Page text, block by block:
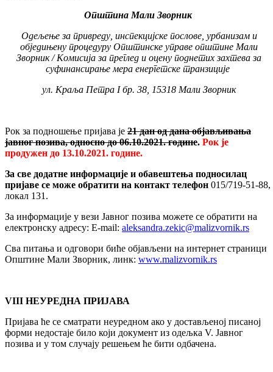
Општина Мали Зворник
Одељење за привреду, инспекцијске послове, урбанизам и
обједињену процедуру Општинске управе општине Mали
Зворник / Комисија за преглед и оцену поднетих захтева за
суфинансирање мера енергетске транзиције
ул. Краља Петра Iбр. 38, 15318 Мали Зворник
Рок за подношење пријава је 21 дан од дана објављивања
јавног позива, односно до 06.10.2021. године. Рок је
продужен до 13.10.2021. године.
За све додатне информације и обавештења подносилац
пријаве се може обратити на контакт телефон 015/719-51-88,
локал 131.
За информације у вези Јавног позива можете се обратити на
електронску адресу: Е-mail: aleksandra.zekic@malizvornik.rs
Сва питања и одговори биће објављени на интернет страници
Општине Мали Зворник, линк: www.malizvornik.rs
VIII НЕУРЕДНА ПРИЈАВА
Пријава ће се сматрати неуредном ако у достављеној писаној
форми недостаје било који документ из одељка V. Јавног
позива и у том случају решењем ће бити одбачена.